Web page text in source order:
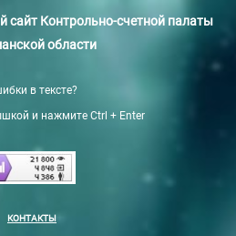
сайт Контрольно-счетной палаты
области
в тексте?
и нажмите Ctrl + Enter
КОНТАКТЫ